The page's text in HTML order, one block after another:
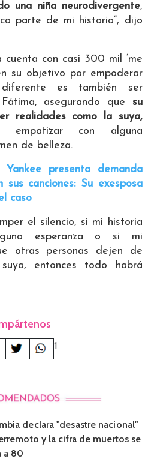
una niña neurodivergente,
parte de mi historia”, dijo
cuenta con casi 300 mil ‘me
su objetivo por empoderar
es también ser
asegurando que su
realidades como la suya,
empatizar con alguna
de belleza.
Yankee presenta demanda
canciones: Su exesposa
caso
el silencio, si mi historia
esperanza o si mi
otras personas dejen de
entonces todo habrá
1
declara "desastre nacional"
y la cifra de muertos se
a 80